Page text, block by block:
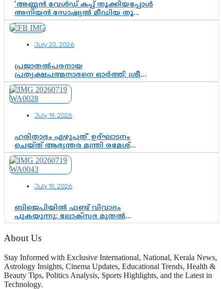
‘അണ്ണൻ വേൾഡ് കപ്പ് തൂക്കിയപ്പോൾ
അനിയൻ സോഷ്യൽ മീഡിയ തൂക്കി’;
ലാമിൻ യമാലിന്റെ
കിരീടധാരണത്തിനിടെ
ചുണക്കുട്ടൻ
July 20, 2026
പ്രജാതൽപരനായ
പ്രത്യക്ഷപത്മനാഭനെ ഓർത്ത്; ശ്രീ
ചിത്തിര തിരുനാൾ മഹാരാജാവിന്റെ
35-ാം നാടുനീങ്ങൽ ദിനം ഇന്ന്
July 19, 2026
ഹരിതാഭം എഴുപത്’ ഉദ്ഘാടനം
ചെയ്ത് ആഭ്യന്തര മന്ത്രി രമേശ്
ചെന്നിത്തല; ആർ. ഹരികുമാറിന്റെ
സപ്തതി ആഘോഷങ്ങൾക്ക്
പ്രൗഢമായ തുടക്കം
July 19, 2026
ബിജെപിയിൽ ഫണ്ട് വിവാദം
പുകയുന്നു; ലോക്സഭ മുതൽ
നിയമസഭ വരെ 140 മണ്ഡലങ്ങളിലെ
ഫണ്ട് വിനിയോഗം
പരിശോധിക്കുമോ? കേന്ദ്രത്തിനും
ഘടകത്തോട് അതൃപ്തി
About Us
Stay Informed with Exclusive International, National, Kerala News,
Astrology Insights, Cinema Updates, Educational Trends, Health &
Beauty Tips, Politics Analysis, Sports Highlights, and the Latest in
Technology.